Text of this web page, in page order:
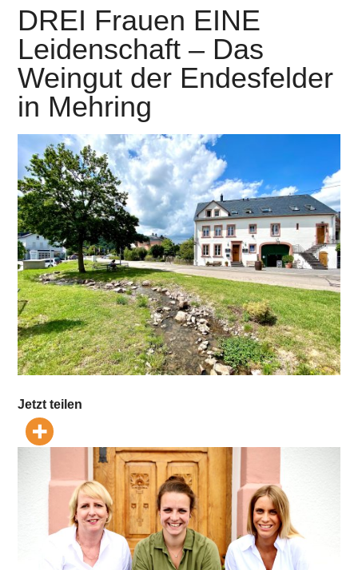
DREI Frauen EINE
Leidenschaft – Das
Weingut der Endesfelder
in Mehring
Jetzt teilen